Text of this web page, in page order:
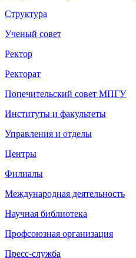
Структура
Ученый совет
Ректор
Ректорат
Попечительский совет МПГУ
Институты и факультеты
Управления и отделы
Центры
Филиалы
Международная деятельность
Научная библиотека
Профсоюзная организация
Пресс-служба